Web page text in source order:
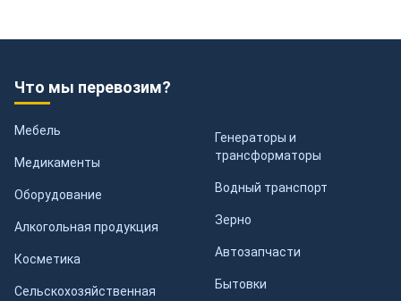
Что мы перевозим?
Мебель
Медикаменты
Оборудование
Алкогольная продукция
Косметика
Сельскохозяйственная
Генераторы и
трансформаторы
Водный транспорт
Зерно
Автозапчасти
Бытовки